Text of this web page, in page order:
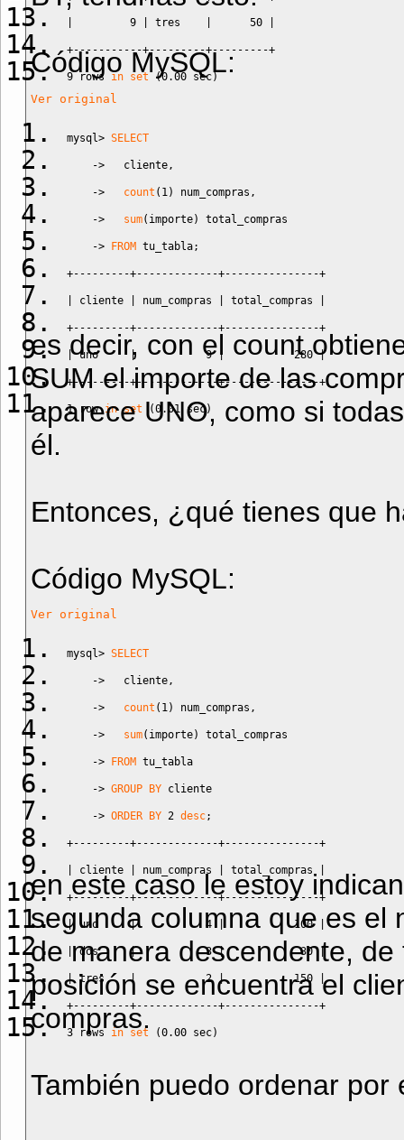
9 tres 50
+-----------+---------+---------+
9 rows in set (0.00 sec)
Código MySQL:
Ver original
mysql> SELECT
-> cliente ,
-> count ( 1 ) num_compras ,
-> sum( importe) total_compras
-> FROM tu_tabla;
+---------+-------------+---------------+
cliente num_compras total_compras
+---------+-------------+---------------+
| uno | 9 | 280 |
+---------+-------------+---------------+
1 row in set (0.01 sec)
es decir, con el count
SUM el importe de las
aparece UNO, como si
él.
Entonces, ¿qué tienes que
Código MySQL:
Ver original
mysql> SELECT
-> cliente,
-> count ( 1) num_compras ,
-> sum( importe) total_compras
-> FROM tu_tabla
-> GROUP BY cliente
-> ORDER BY 2 desc;
+---------+-------------+---------------+
cliente num_compras total_compras
+---------+-------------+---------------+
| uno | 4 100
dos | 3 | 30 |
| tres | 2 | 150 |
+---------+-------------+---------------+
3 rows in set (0.00 sec)
en este caso le estoy
segunda columna que es el
de manera descendente,
posición se encuentra el
compras.
También puedo ordenar por